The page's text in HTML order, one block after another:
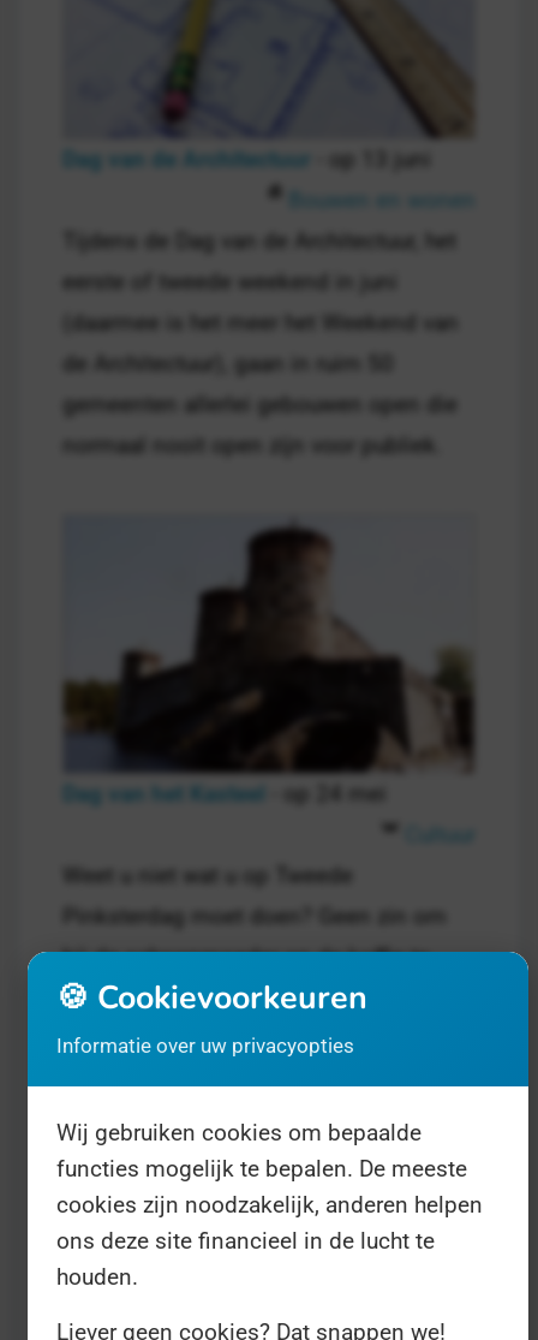
Dag van de Architectuur
- op 13 juni
Tijdens de Dag van de Architectuur, het
eerste of tweede weekend in juni
(daarmee is het meer het Weekend van
de Architectuur), gaan in ruim 50
gemeenten allerlei gebouwen open die
normaal nooit open zijn voor publiek.
Dag van het Kasteel
- op 24 mei
Weet u niet wat u op Tweede
Pinksterdag moet doen? Geen zin om
bij de schoonmoeder op de koffie te
gaan of om met moeder de vrouw over
de Scheveningse meubelboulevard te
slenteren?
🍪 Cookievoorkeuren
Informatie over uw privacyopties
Wij gebruiken cookies om bepaalde
functies mogelijk te bepalen. De meeste
cookies zijn noodzakelijk, anderen helpen
ons deze site financieel in de lucht te
houden.
Liever geen cookies? Dat snappen we!